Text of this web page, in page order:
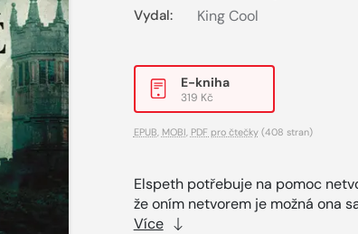
Vydal: King Cool
E-kniha
319 Kč
EPUB MOBI PDF pro čtečky(408 stran)
Elspeth potřebuje na pomoc
že oním netvorem je možná ona
Více